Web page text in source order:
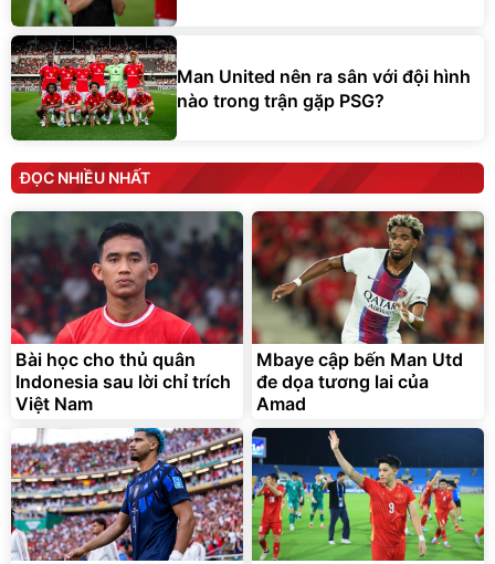
Man United nên ra sân với đội hình
nào trong trận gặp PSG?
ĐỌC NHIỀU NHẤT
Bài học cho thủ quân
Indonesia sau lời chỉ trích
Việt Nam
Mbaye cập bến Man Utd
đe dọa tương lai của
Amad